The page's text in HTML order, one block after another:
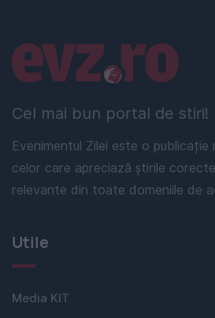
Cel mai bun portal de stiri!
Evenimentul Zilei este o
celor care apreciază știrile
relevante din toate domeniile de
Linkuri utile
Utile
Media KIT